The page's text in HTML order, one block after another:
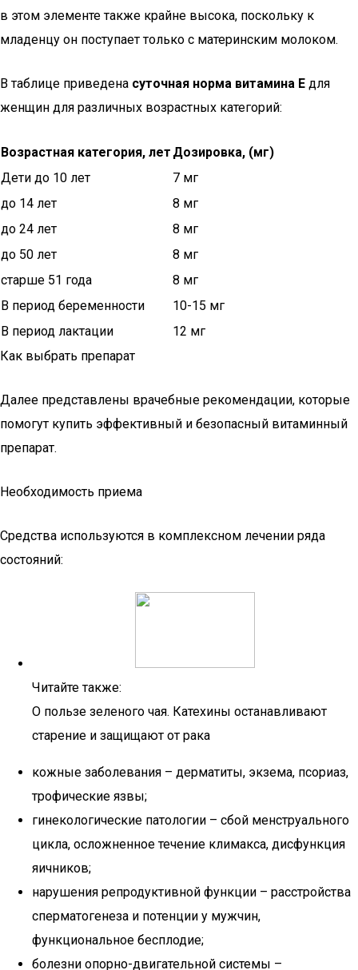
в этом элементе также крайне высока, поскольку к
младенцу он поступает только с материнским молоком.
В таблице приведена суточная норма витамина Е для
женщин для различных возрастных категорий:
Возрастная категория, лет Дозировка, (мг)
Дети до 10 лет
7 мг
до 14 лет
8 мг
до 24 лет
8 мг
до 50 лет
8 мг
старше 51 года
8 мг
В период беременности
10-15 мг
В период лактации
12 мг
Как выбрать препарат
Далее представлены врачебные рекомендации, которые
помогут купить эффективный и безопасный витаминный
препарат.
Необходимость приема
Средства используются в комплексном лечении ряда
состояний:
Читайте также:
О пользе зеленого чая. Катехины останавливают
старение и защищают от рака
кожные заболевания – дерматиты, экзема, псориаз,
трофические язвы;
гинекологические патологии – сбой менструального
цикла, осложненное течение климакса, дисфункция
яичников;
нарушения репродуктивной функции – расстройства
сперматогенеза и потенции у мужчин,
функциональное бесплодие;
болезни опорно-двигательной системы –